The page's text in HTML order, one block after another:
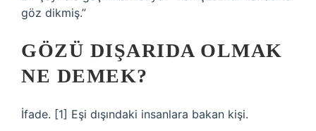
göz dikmiş.”
GÖZÜ DIŞARIDA OLMAK
NE DEMEK?
İfade. [1] Eşi dışındaki insanlara bakan kişi.